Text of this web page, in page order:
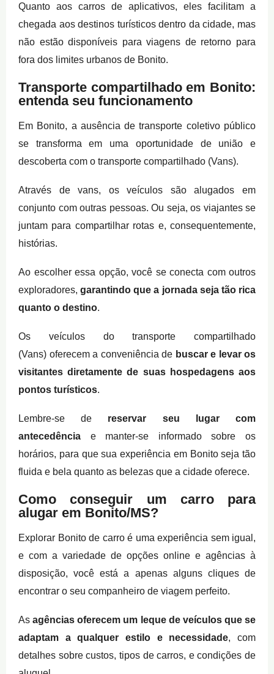
Quanto aos carros de aplicativos, eles facilitam a
chegada aos destinos turísticos dentro da cidade, mas
não estão disponíveis para viagens de retorno para
fora dos limites urbanos de Bonito.
Transporte compartilhado em Bonito:
entenda seu funcionamento
Em Bonito, a ausência de transporte coletivo público
se transforma em uma oportunidade de união e
descoberta com o transporte compartilhado (Vans).
Através de vans, os veículos são alugados em
conjunto com outras pessoas. Ou seja, os viajantes se
juntam para compartilhar rotas e, consequentemente,
histórias.
Ao escolher essa opção, você se conecta com outros
exploradores,garantindo que a jornada seja tão rica
quanto o destino.
Os veículos do transporte compartilhado
(Vans) oferecem a conveniência de buscar e levar os
visitantes diretamente de suas hospedagens aos
pontos turísticos.
Lembre-se de reservar seu lugar com
antecedência e manter-se informado sobre os
horários, para que sua experiência em Bonito seja tão
fluida e bela quanto as belezas que a cidade oferece.
Como conseguir um carro para
alugar em Bonito/MS?
Explorar Bonito de carro é uma experiência sem igual,
e com a variedade de opções online e agências à
disposição, você está a apenas alguns cliques de
encontrar o seu companheiro de viagem perfeito.
Asagências oferecem um leque de veículos que se
adaptam a qualquer estilo e necessidade, com
detalhes sobre custos, tipos de carros, e condições de